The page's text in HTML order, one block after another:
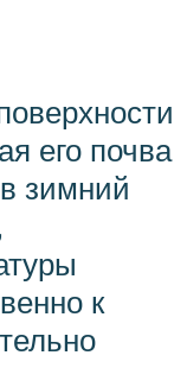
его почва
зимний
к